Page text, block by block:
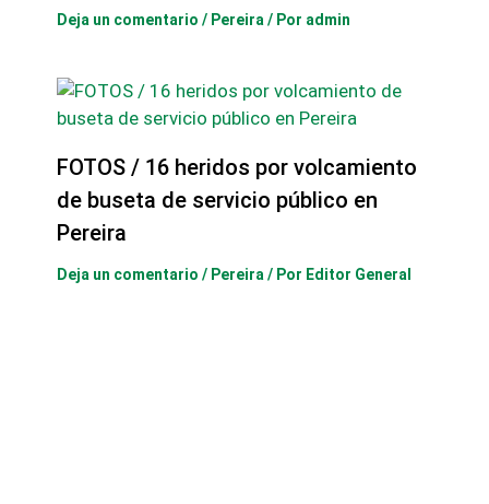
Deja un comentario / Pereira/ Por admin
FOTOS / 16 heridos por volcamiento
de buseta de servicio público en
Pereira
Deja un comentario / Pereira/ Por Editor General